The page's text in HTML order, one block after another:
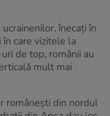
înecați în
care vizitele la
de top, românii au
mult mai
românești din nordul